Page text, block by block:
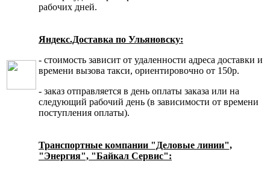
рабочих дней.
Яндекс.Доставка по Ульяновску:
- стоимость зависит от удаленности адреса доставки и
времени вызова такси, ориентировочно от 150р.
- заказ отправляется в день оплаты заказа или на
следующий рабочий день (в зависимости от времени
поступления оплаты).
Транспортные компании "Деловые линии",
"Энергия", "Байкал Сервис":